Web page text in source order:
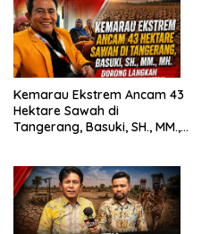
Kemarau Ekstrem Ancam 43
Hektare Sawah di
Tangerang, Basuki, SH., MM.,